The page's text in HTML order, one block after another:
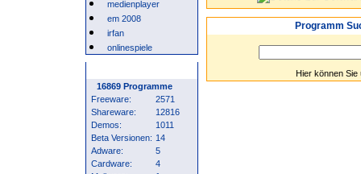
medienplayer
em 2008
irfan
onlinespiele
16869 Programme
Freeware:
2571
Shareware:
12816
Demos:
1011
Beta Versionen: 14
Adware:
5
Cardware:
4
Programm
Hier können